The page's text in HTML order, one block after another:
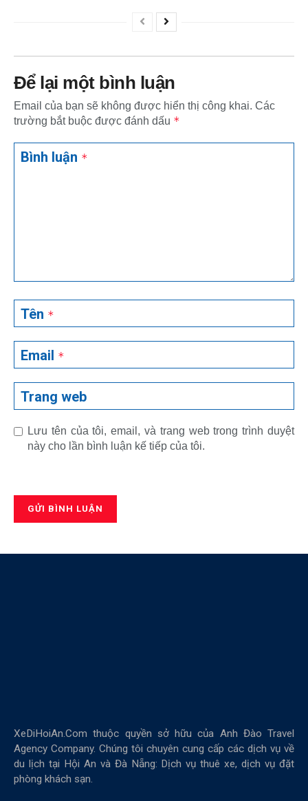
Để lại một bình luận
Email của bạn sẽ không được hiển thị công khai. Các
trường bắt buộc được đánh dấu *
Bình luận *
Tên *
Email *
Trang web
Lưu tên của tôi, email, và trang web trong trình duyệt
này cho lần bình luận kế tiếp của tôi.
XeDiHoiAn.Com thuộc quyền sở hữu của Anh Đào Travel
Agency Company. Chúng tôi chuyên cung cấp các dịch vụ về
du lịch tại Hội An và Đà Nẵng: Dịch vụ thuê xe, dịch vụ đặt
phòng khách sạn.